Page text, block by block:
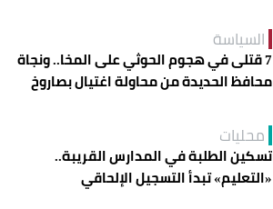
السياسة
7 قتلى في هجوم الحوثي على المخا.. ونجاة
محافظ الحديدة من محاولة اغتيال بصاروخ
محليات
تسكين الطلبة في المدارس القريبة..
«التعليم» تبدأ التسجيل الإلحاقي